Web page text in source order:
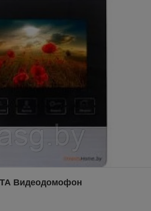
Видеодомофон